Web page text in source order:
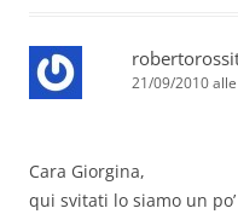
21/09/2010
Cara Giorgina,
qui svitati lo siamo un